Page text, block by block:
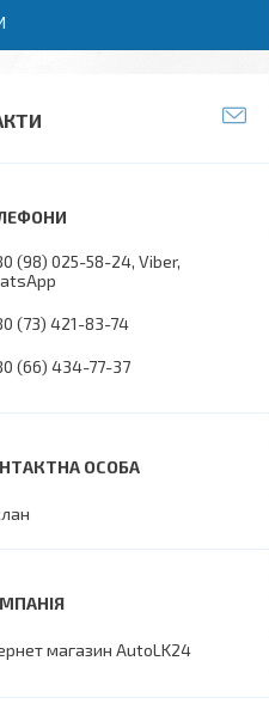
(98) 025-58-24 Viber
(73) 421-83-74
(66) 434-77-37
магазин AutoLK24